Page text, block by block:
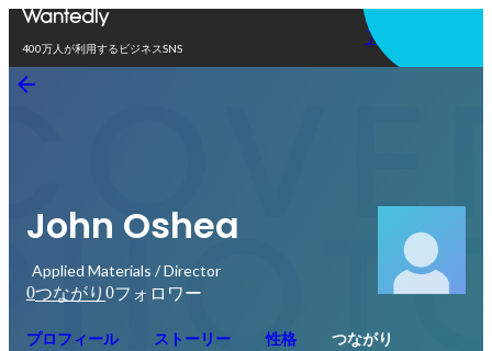
400万人が利用するビジネスSNS
アプリを使う
John Oshea
Applied Materials / Director
0つながり 0フォロワー
プロフィール ストーリー 性格 つながり